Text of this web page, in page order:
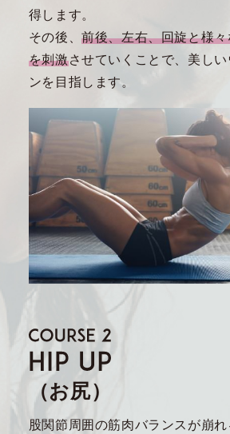
得します。
その後、前後、左右、回旋と様
を刺激させていくことで、美しい
ンを目指します。
（お尻）
股関節周囲の筋肉バランスが崩